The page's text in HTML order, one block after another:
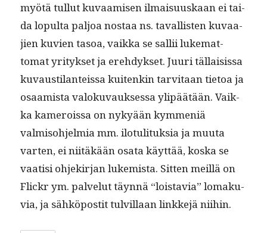
myötä tul­lut kuvaamisen ilmaisu­uskaan ei tai­
da lop­ul­ta paljoa nos­taa ns. taval­lis­ten kuvaa­
jien kuvien tasoa, vaik­ka se sal­lii luke­mat­
tomat yri­tyk­set ja ere­hdyk­set. Juuri täl­lai­sis­sa
kuvausti­lanteis­sa kuitenkin tarvi­taan tietoa ja
osaamista val­oku­vauk­ses­sa ylipäätään. Vaik­
ka kamerois­sa on nykyään kym­meniä
valmiso­hjelmia mm. ilo­tuli­tuk­sia ja muu­ta
varten, ei niitäkään osa­ta käyt­tää, kos­ka se
vaatisi ohjekir­jan lukemista. Sit­ten meil­lä on
Flickr ym. palve­lut täyn­nä “lois­tavia” lomaku­
via, ja sähkö­pos­tit tul­vil­laan linkke­jä niihin.